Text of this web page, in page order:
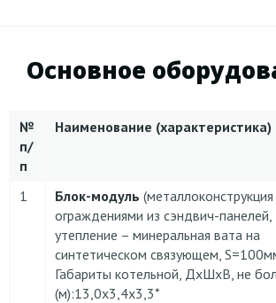
Основное
№
п/
п
Наименование (характеристика)
1 Блок-модуль (металлоконструкция
ограждениями из сэндвич-панелей,
утепление – минеральная вата на
синтетическом связующем,
Габариты котельной, ДхШхВ, не
(м):13,0х3,4х3,3*